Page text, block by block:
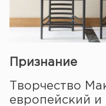
Признание
Творчество
европейский и